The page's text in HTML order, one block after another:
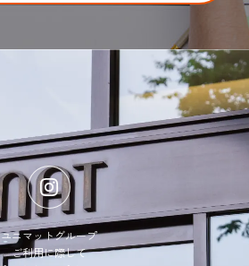
ユニマットグループ
ご利用に際して